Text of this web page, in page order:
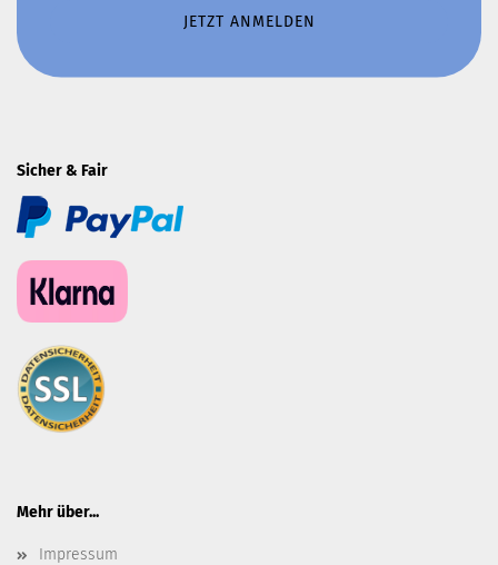
Sicher & Fair
Mehr über...
Impressum